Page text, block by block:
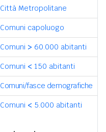
Città Metropolitane
Comuni capoluogo
Comuni > 60.000 abitanti
Comuni < 150 abitanti
Comuni/fasce demografiche
Comuni < 5.000 abitanti